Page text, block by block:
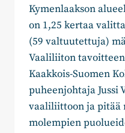
Kymenlaakson
on 1,25 kertaa
(59 valtuutettuja)
Vaaliliiton
Kaakkois-Suomen
puheenjohtaja Jussi
vaaliliittoon ja pitää
molempien